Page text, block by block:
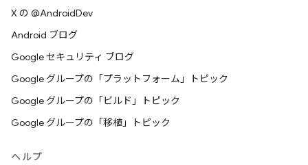
X の @AndroidDev
Android ブログ
Google セキュリティ ブログ
Google グループの「プラットフォーム」トピック
Google グループの「ビルド」トピック
Google グループの「移植」トピック
ヘルプ